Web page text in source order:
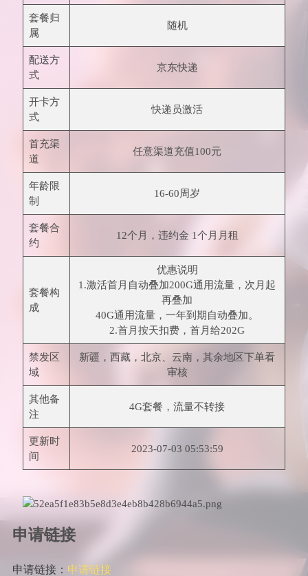
套餐归
属
随机
配送方
式
京东快递
开卡方
式
快递员激活
首充渠
道
任意渠道充值100元
年龄限
制
16-60周岁
套餐合
约
12个月，违约金 1个月月租
套餐构
成
优惠说明
1.激活首月自动叠加200G通用流量，次月起
再叠加
40G通用流量，一年到期自动叠加。
2.首月按天扣费，首月给202G
禁发区
域
新疆，西藏，北京、云南，其余地区下单看
审核
其他备
注
4G套餐，流量不转接
更新时
间
2023-07-03 05:53:59
申请链接
申请链接： 申请链接